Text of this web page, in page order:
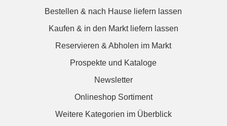
Bestellen & nach Hause liefern lassen
Kaufen & in den Markt liefern lassen
Reservieren & Abholen im Markt
Prospekte und Kataloge
Newsletter
Onlineshop Sortiment
Weitere Kategorien im Überblick